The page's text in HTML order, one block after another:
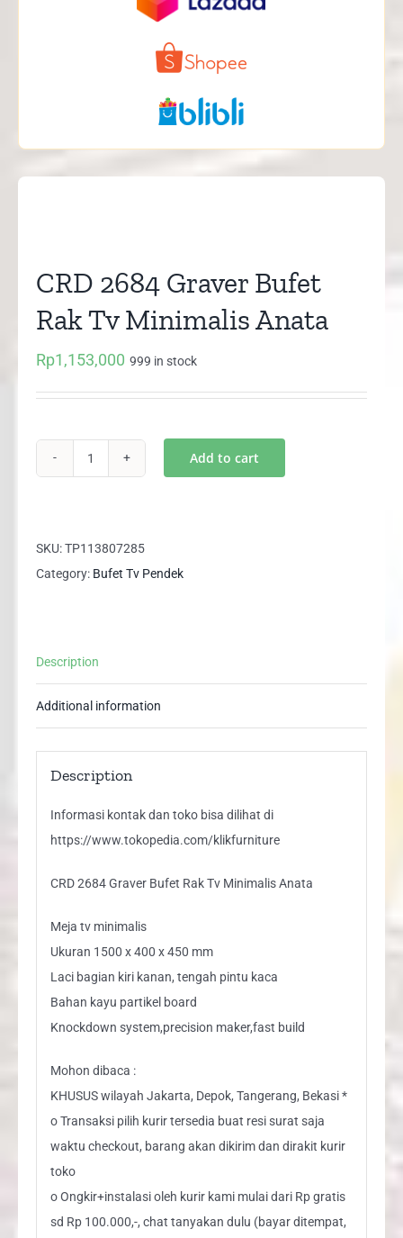
CRD 2684 Graver Bufet
Rak Tv Minimalis Anata
Rp1,153,000 999 in stock
Bufet
Rak
quantity
Add to cart
SKU:TP113807285
Category: Bufet Tv Pendek
Description
Additional information
Description
Informasi kontak dan toko bisa dilihat di
https://www.tokopedia.com/klikfurniture
CRD 2684 Graver Bufet Rak Tv Minimalis Anata
Meja tv minimalis
Ukuran 1500 x 400 x 450 mm
Laci bagian kiri kanan, tengah pintu kaca
Bahan kayu partikel board
Knockdown system,precision maker,fast build
Mohon dibaca :
KHUSUS wilayah Jakarta, Depok, Tangerang, Bekasi *
o Transaksi pilih kurir tersedia buat resi surat saja
waktu checkout, barang akan dikirim dan dirakit kurir
toko
o Ongkir+instalasi oleh kurir kami mulai dari Rp gratis
sd Rp 100.000,-, chat tanyakan dulu (bayar ditempat,